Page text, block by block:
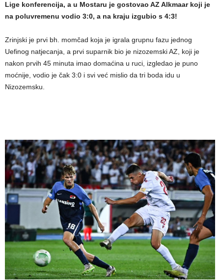
Lige konferencija, a u Mostaru je gostovao AZ Alkmaar koji je
na poluvremenu vodio 3:0, a na kraju izgubio s 4:3!
Zrinjski je prvi bh. momčad koja je igrala grupnu fazu jednog
Uefinog natjecanja, a prvi suparnik bio je nizozemski AZ, koji je
nakon prvih 45 minuta imao domaćina u ruci, izgledao je puno
moćnije, vodio je čak 3:0 i svi već mislio da tri boda idu u
Nizozemsku.